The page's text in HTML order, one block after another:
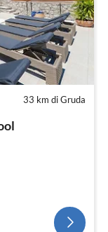
33 km di Gruda